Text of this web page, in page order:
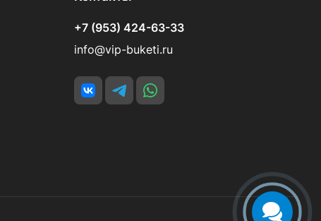
+7 (953) 424-63-33
info@vip-buketi.ru